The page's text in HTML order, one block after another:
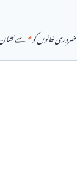
ضروری خانوں کو*سے نشان